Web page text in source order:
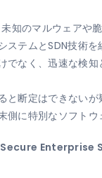
のマルウェアや
テムとSDN技術
なく、迅速な検
断定はできない
に特別なソフトウ
Secure Enterprise